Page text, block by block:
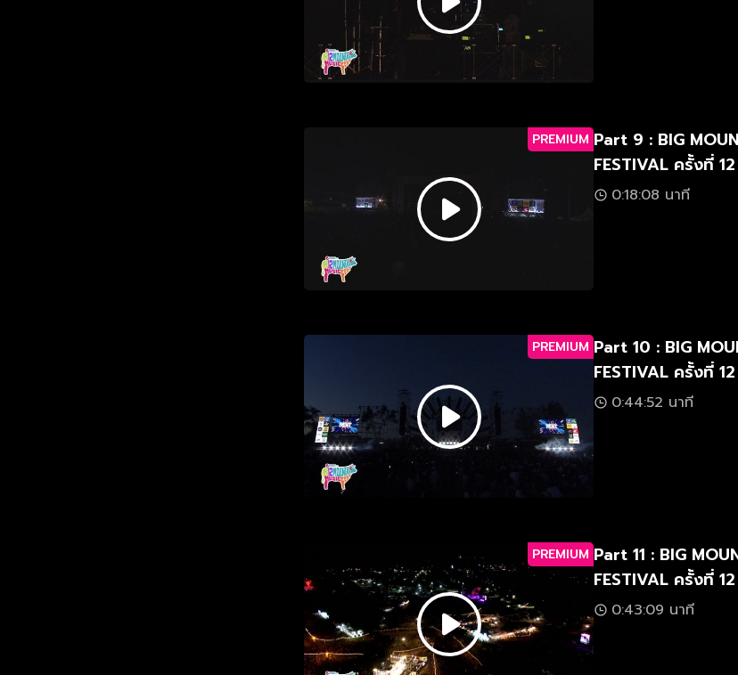
PREMIUM Part 9 : BIG
FESTIVAL ครั้งที่
มัน-ใหม่-มาก'
0:18:08 นาที
PREMIUM Part 10 : BIG
FESTIVAL ครั้งที่
มัน-ใหม่-มาก'
0:44:52 นาที
PREMIUM Part 11 : BIG
FESTIVAL ครั้งที่
มัน-ใหม่-มาก'
0:43:09 นาที